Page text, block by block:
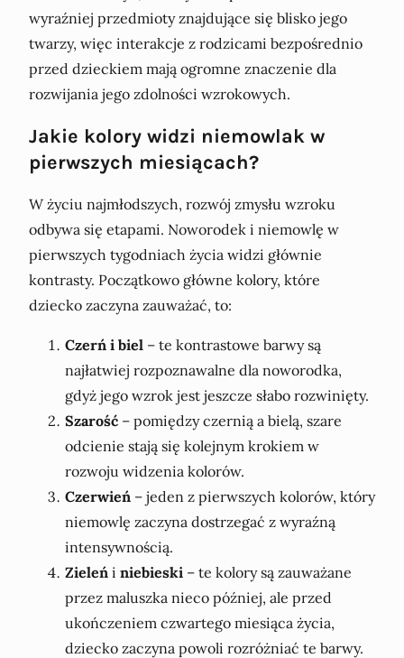
wyraźniej przedmioty znajdujące się blisko jego
twarzy, więc interakcje z rodzicami bezpośrednio
przed dzieckiem mają ogromne znaczenie dla
rozwijania jego zdolności wzrokowych.
Jakie kolory widzi niemowlak w
pierwszych miesiącach?
W życiu najmłodszych, rozwój zmysłu wzroku
odbywa się etapami. Noworodek i niemowlę w
pierwszych tygodniach życia widzi głównie
kontrasty. Początkowo główne kolory, które
dziecko zaczyna zauważać, to:
Czerń i biel – te kontrastowe barwy są
najłatwiej rozpoznawalne dla noworodka,
gdyż jego wzrok jest jeszcze słabo rozwinięty.
Szarość – pomiędzy czernią a bielą, szare
odcienie stają się kolejnym krokiem w
rozwoju widzenia kolorów.
Czerwień – jeden z pierwszych kolorów, który
niemowlę zaczyna dostrzegać z wyraźną
intensywnością.
Zieleń i niebieski – te kolory są zauważane
przez maluszka nieco później, ale przed
ukończeniem czwartego miesiąca życia,
dziecko zaczyna powoli rozróżniać te barwy.